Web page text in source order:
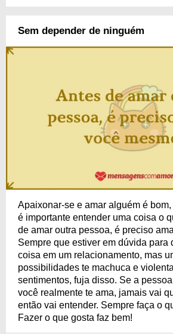
Sem depender de ninguém
Apaixonar-se e amar alguém é
é importante entender uma coisa o
de amar outra pessoa, é preciso
Sempre que estiver em dúvida para
coisa em um relacionamento, mas
possibilidades te machuca e
sentimentos, fuja disso. Se a
você realmente te ama, jamais vai
então vai entender. Sempre faça o
Fazer o que gosta faz bem!